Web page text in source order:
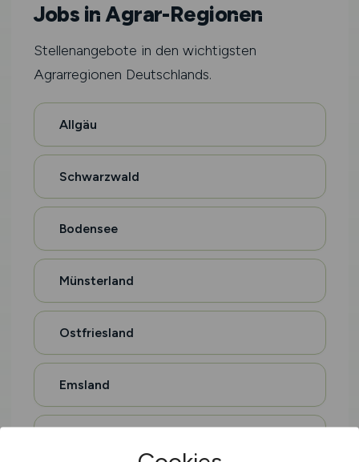
Jobs in Agrar-Regionen
Stellenangebote in den wichtigsten
Agrarregionen Deutschlands.
Allgäu
Schwarzwald
Bodensee
Münsterland
Ostfriesland
Emsland